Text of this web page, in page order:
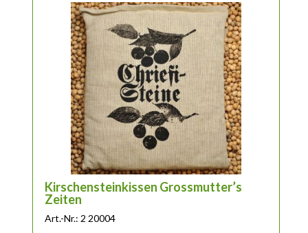
Kirschensteinkissen Grossmutter’s
Zeiten
Art.-Nr.: 2 20004